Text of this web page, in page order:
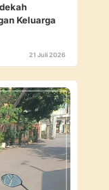
Keluarga
21 Juli 2026